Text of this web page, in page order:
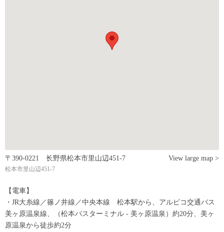
View large map >
〒390-0221 长野県松本市里山辺451-7
松本市里山辺451-7
【電車】
・JR大糸線／篠ノ井線／中央本線 松本駅から、アルピコ交通バス
美ヶ原温泉線、（松本バスターミナル - 美ヶ原温泉）約20分、美ヶ
原温泉から徒歩約2分